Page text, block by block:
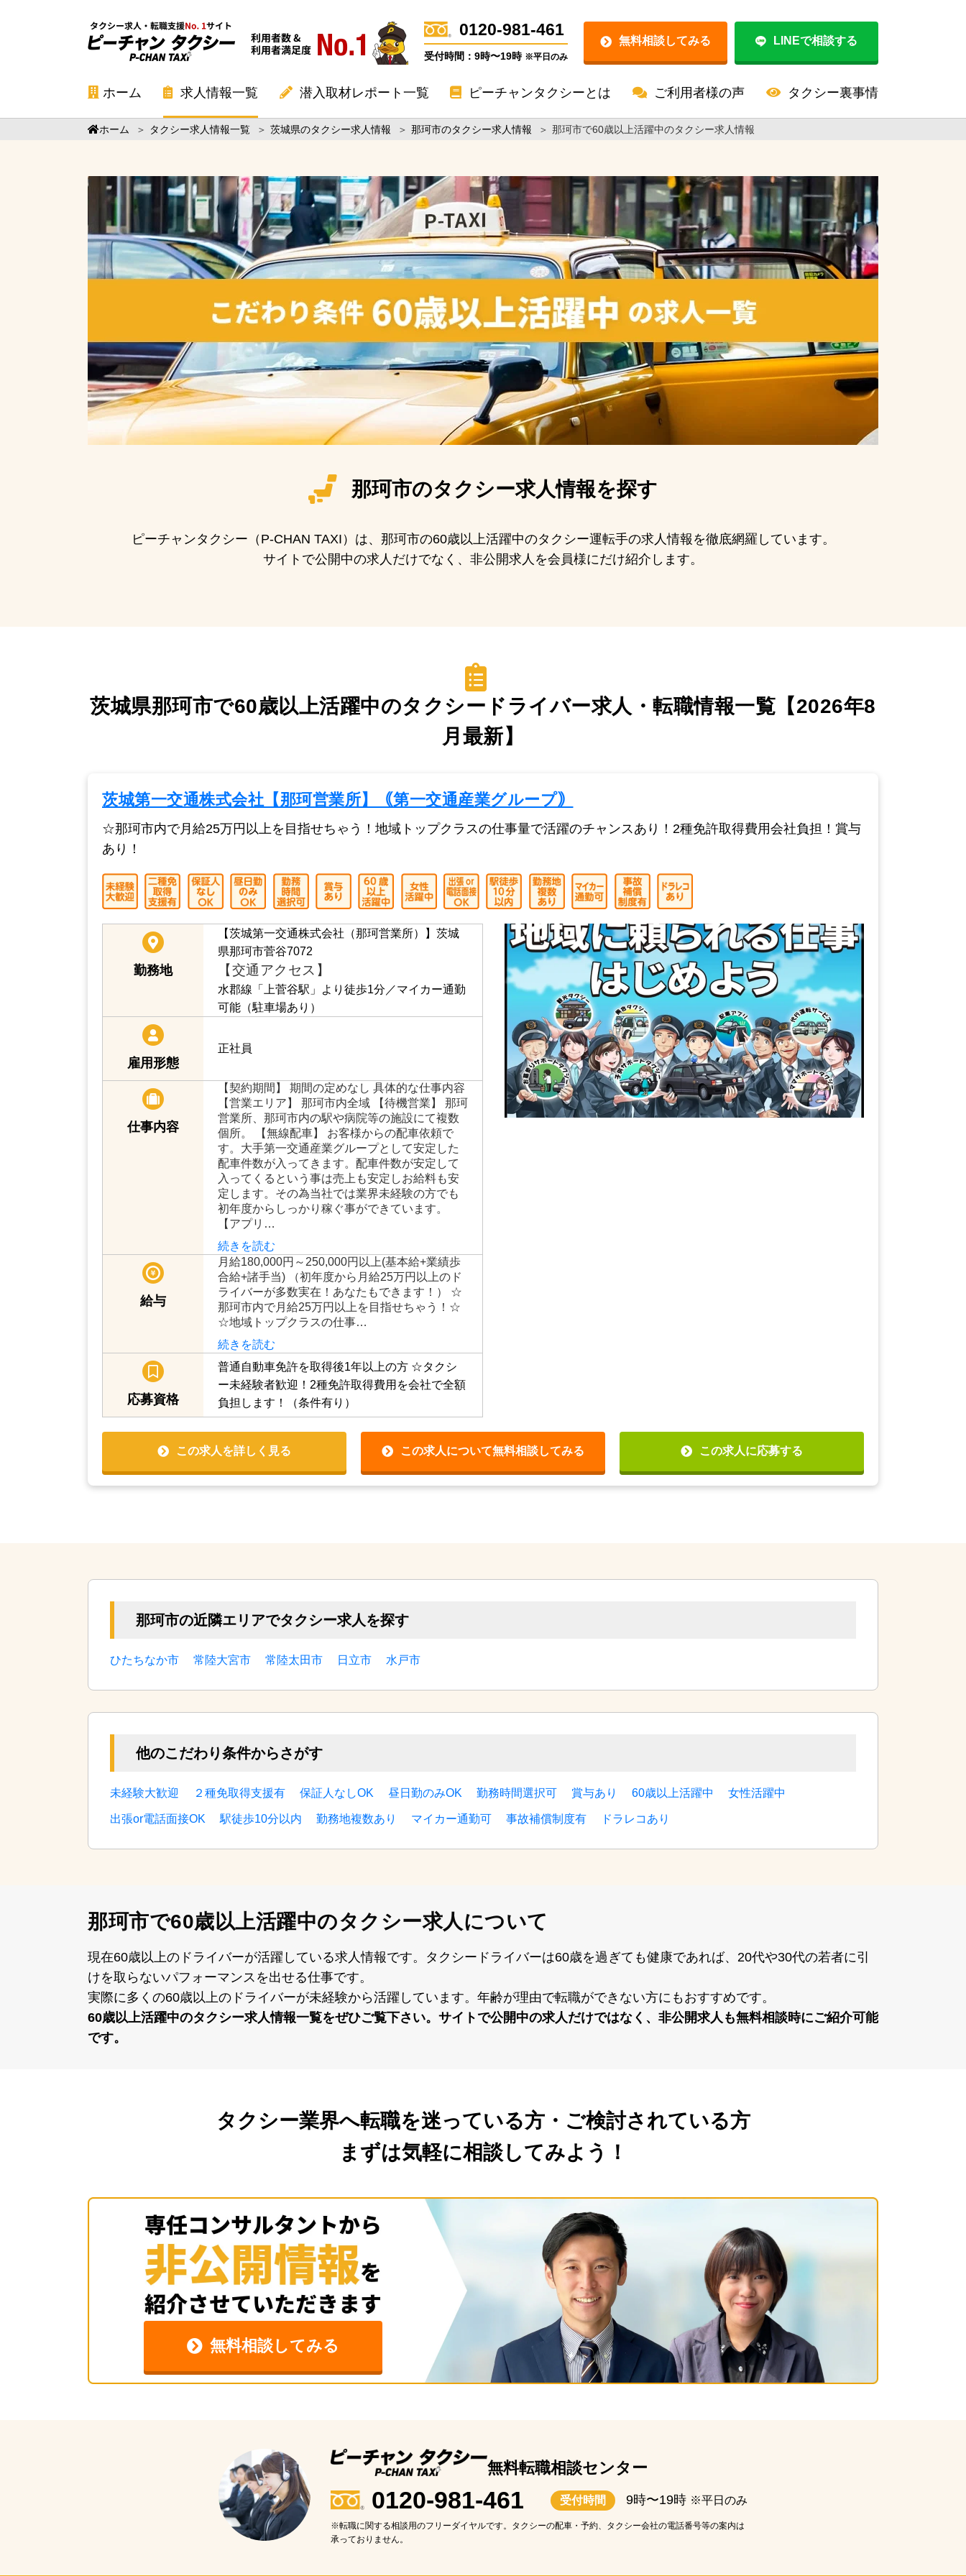
0120-981-461
受付時間：9時〜19時 ※平日のみ
無料相談してみる LINEで相談する
ホーム 求人情報一覧 潜入取材レポート一覧 ピーチャンタクシーとは ご利用者様の声 タクシー裏事情
ホーム ＞ タクシー求人情報一覧 ＞ 茨城県のタクシー求人情報 ＞ 那珂市のタクシー求人情報 ＞ 那珂市で60歳以上活躍中のタクシー求人情報
那珂市のタクシー求人情報を探す
ピーチャンタクシー（P-CHAN TAXI）は、那珂市の60歳以上活躍中のタクシー運転手の求人情報を徹底網羅しています。
サイトで公開中の求人だけでなく、非公開求人を会員様にだけ紹介します。
茨城県那珂市で60歳以上活躍中のタクシードライバー求人・転職情報一覧【2026年8
月最新】
茨城第一交通株式会社【那珂営業所】｟第一交通産業グループ｠
☆那珂市内で月給25万円以上を目指せちゃう！地域トップクラスの仕事量で活躍のチャンスあり！2種免許取得費用会社負担！賞与
あり！
勤務地
【茨城第一交通株式会社（那珂営業所）】茨城
県那珂市菅谷7072
【交通アクセス】
水郡線「上菅谷駅」より徒歩1分／マイカー通勤
可能（駐車場あり）
雇用形態
正社員
仕事内容
【契約期間】 期間の定めなし 具体的な仕事内容
【営業エリア】 那珂市内全域 【待機営業】 那珂
営業所、那珂市内の駅や病院等の施設にて複数
個所。 【無線配車】 お客様からの配車依頼で
す。大手第一交通産業グループとして安定した
配車件数が入ってきます。配車件数が安定して
入ってくるという事は売上も安定しお給料も安
定します。その為当社では業界未経験の方でも
初年度からしっかり稼ぐ事ができています。
【アプリ…
続きを読む
給与
月給180,000円～250,000円以上(基本給+業績歩
合給+諸手当) （初年度から月給25万円以上のド
ライバーが多数実在！あなたもできます！） ☆
那珂市内で月給25万円以上を目指せちゃう！☆
☆地域トップクラスの仕事…
続きを読む
応募資格
普通自動車免許を取得後1年以上の方 ☆タクシ
ー未経験者歓迎！2種免許取得費用を会社で全額
負担します！（条件有り）
この求人を詳しく見る この求人について無料相談してみる この求人に応募する
那珂市の近隣エリアでタクシー求人を探す
ひたちなか市 常陸大宮市 常陸太田市 日立市 水戸市
他のこだわり条件からさがす
未経験大歓迎 ２種免取得支援有 保証人なしOK 昼日勤のみOK 勤務時間選択可 賞与あり 60歳以上活躍中 女性活躍中
出張or電話面接OK 駅徒歩10分以内 勤務地複数あり マイカー通勤可 事故補償制度有 ドラレコあり
那珂市で60歳以上活躍中のタクシー求人について
現在60歳以上のドライバーが活躍している求⼈情報です。タクシードライバーは60歳を過ぎても健康であれば、20代や30代の若者に引
けを取らないパフォーマンスを出せる仕事です。
実際に多くの60歳以上のドライバーが未経験から活躍しています。年齢が理由で転職ができない⽅にもおすすめです。
60歳以上活躍中のタクシー求⼈情報⼀覧をぜひご覧下さい。サイトで公開中の求⼈だけではなく、⾮公開求⼈も無料相談時にご紹介可能
です。
タクシー業界へ転職を迷っている方・ご検討されている方
まずは気軽に相談してみよう！
無料相談してみる
無料転職相談センター
0120-981-461 受付時間 9時〜19時 ※平日のみ
※転職に関する相談用のフリーダイヤルです。タクシーの配車・予約、タクシー会社の電話番号等の案内は
承っておりません。